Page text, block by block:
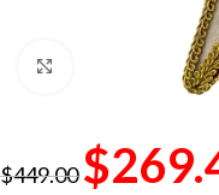
Click to enlarge
$449.00 $